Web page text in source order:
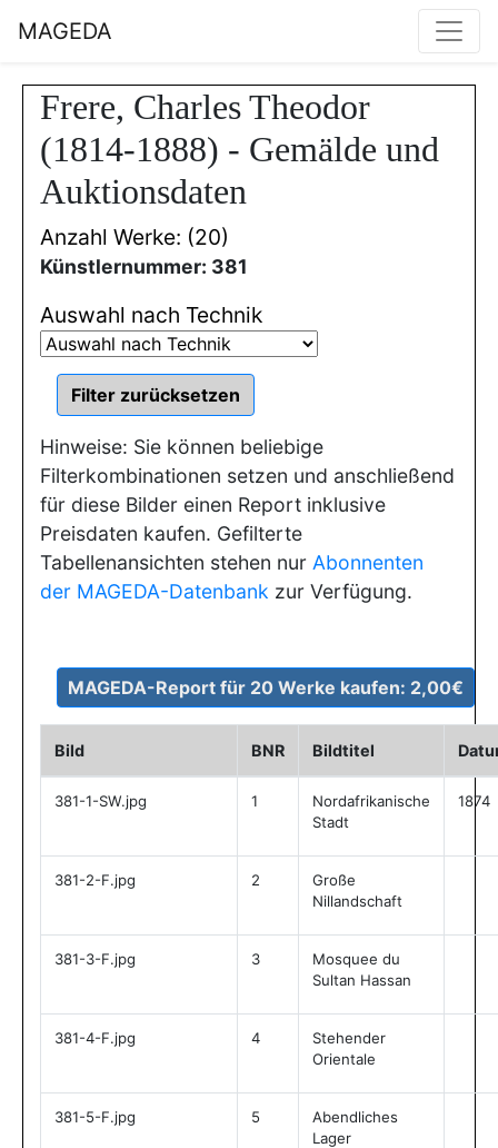
MAGEDA
Frere, Charles Theodor
(1814-1888) - Gemälde und
Auktionsdaten
Anzahl Werke: (20)
Künstlernummer: 381
Auswahl nach Technik
Hinweise: Sie können beliebige
Filterkombinationen setzen und anschließend
für diese Bilder einen Report inklusive
Preisdaten kaufen. Gefilterte
Tabellenansichten stehen nur Abonnenten
der MAGEDA-Datenbank zur Verfügung.
Bild BNR Bildtitel
381-1-SW.jpg 1
Nordafrikanische
Stadt
1874
381-2-F.jpg 2
Große
Nillandschaft
381-3-F.jpg 3
Mosquee du
Sultan Hassan
381-4-F.jpg 4
Stehender
Orientale
381-5-F.jpg 5
Abendliches
Lager